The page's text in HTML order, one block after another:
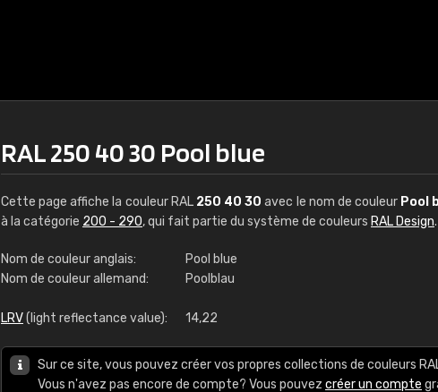
RAL 250 40 30 Pool blue
Cette page affiche la couleur RAL 250 40 30 avec le nom de couleur Pool
à la catégorie 200 - 290, qui fait partie du système de couleurs RAL Design.
Nom de couleur anglais:
Pool blue
Nom de couleur allemand:
Poolblau
LRV(light reflectance value): 14,22
Sur ce site, vous pouvez créer vos propres collections de couleurs
Vous n'avez pas encore de compte? Vous pouvez créer un compte